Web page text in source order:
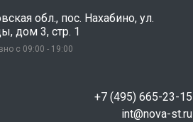
обл., пос. Нахабино, ул.
дом 3, стр. 1
с 09:00 - 19:00
+7 (495) 665-23-15
int@nova-st.ru